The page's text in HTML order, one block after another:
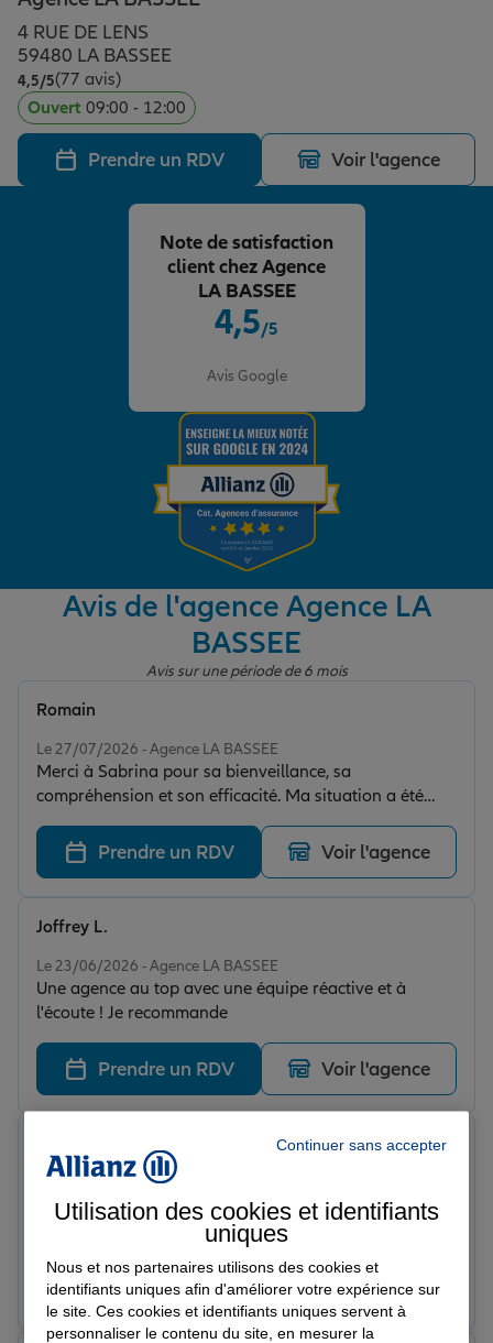
Assurance emprunteur
Prévoyance et dépendance
Assurance animal de compagnie
Protection de la famille
Protection juridique
Épargne & retraite
Plan épargne retraite
Assurance vie
Placements financiers
Investissements immobiliers
Transmission
Vos projets
Partir en vacances
Départ à la retraite
Préparer l’avenir
Conseil assurance
Assurance habitation
Le Pack Famille
Garantie des accidents de la vie
Retraite
Tous nos devis d'assurance
Allianz en France
4 RUE DE LENS
59480 LA BASSEE
4,5/5Note de 4.5 sur 5
(77 avis)
Ouvert 09:00 - 12:00
Prendre un RDV Voir l'agence
4,5/5
Avis Google
Note de satisfaction
client chez Agence
LA BASSEE
Avis de l'agence Agence LA
BASSEE
Avis sur une période de 6 mois
Le 27/07/2026 - Agence LA BASSEE
Merci à Sabrina pour sa bienveillance, sa
compréhension et son efficacité. Ma situation a été
évaluée et réglée rapidement grâce aux conseils et la
réactivité de Sabrina. Je recommande.
Romain
Prendre un RDV Voir l'agence
Le 23/06/2026 - Agence LA BASSEE
Une agence au top avec une équipe réactive et à
l'écoute ! Je recommande
Joffrey L.
Prendre un RDV Voir l'agence
Note de 5 sur 5
Le 17/06/2026 - Agence LA BASSEE
Très satisfaite du service et du professionnalisme de
cette agence située à La Bassée. Je recommande
Prendre un RDV Voir l'agence
Continuer sans accepter
Utilisation des cookies et identifiants
uniques
Nous et nos partenaires utilisons des cookies et
identifiants uniques afin d'améliorer votre expérience sur
le site. Ces cookies et identifiants uniques servent à
personnaliser le contenu du site, en mesurer la